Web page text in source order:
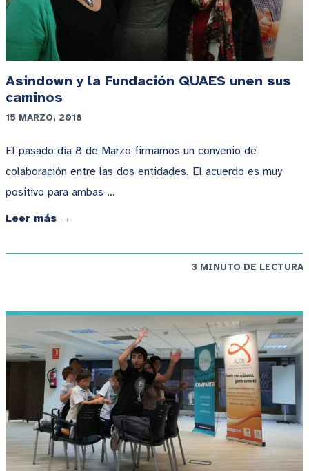
Asindown y la Fundación QUAES unen sus
caminos
15 MARZO, 2018
El pasado día 8 de Marzo firmamos un convenio de
colaboración entre las dos entidades. El acuerdo es muy
positivo para ambas …
Leer más →
3 MINUTO DE LECTURA